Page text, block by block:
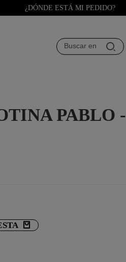
¿DÓNDE ESTÁ MI PEDIDO?
Buscar en
PABLO -